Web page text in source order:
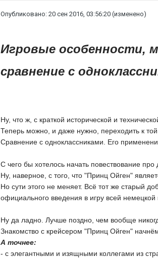
Опубликовано:20 сен 2016, 03:56:20 (изменено)
Игровые особенности,
сравнение с
Ну, что ж, с краткой исторической и
Теперь можно, и даже нужно, переходить к
Сравнение с одноклассниками. Его
С чего бы хотелось начать повествование
Ну, наверное, с того, что "Принц Ойген"
Но сути этого не меняет. Всё тот же старый
официального введения в игру всей немецкой
Ну да ладно. Лучше поздно, чем вообще
Знакомство с крейсером "Принц Ойген"
А точнее:
- с элегантными и изящными коллегами из